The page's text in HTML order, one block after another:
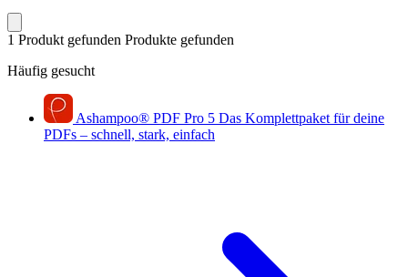
1 Produkt gefunden Produkte gefunden
Häufig gesucht
Ashampoo® PDF Pro 5 Das Komplettpaket für deine
PDFs – schnell, stark, einfach